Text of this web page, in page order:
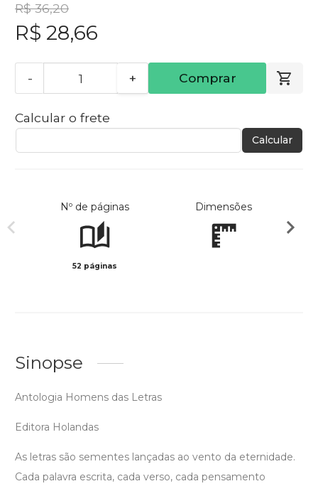
R$ 36,20
R$ 28,66
- + Comprar
Calcular o frete
Calcular
Nº de páginas
52 páginas
Dimensões
Sinopse
Antologia Homens das Letras
Editora Holandas
As letras são sementes lançadas ao vento da eternidade.
Cada palavra escrita, cada verso, cada pensamento